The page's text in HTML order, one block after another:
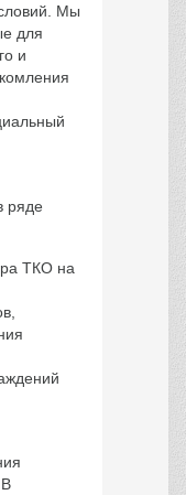
Мы
для
и
ряде
ТКО на